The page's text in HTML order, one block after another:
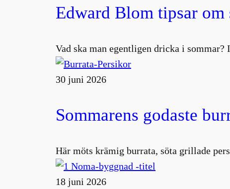
Edward Blom tipsar om
Vad ska man egentligen dricka i
30 juni 2026
Sommarens godaste
Här möts krämig burrata, söta grillade
18 juni 2026